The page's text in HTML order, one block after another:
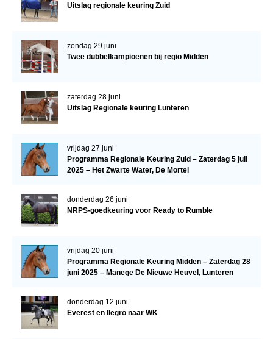
Uitslag regionale keuring Zuid
zondag 29 juni
Twee dubbelkampioenen bij regio Midden
zaterdag 28 juni
Uitslag Regionale keuring Lunteren
vrijdag 27 juni
Programma Regionale Keuring Zuid – Zaterdag 5 juli
2025 – Het Zwarte Water, De Mortel
donderdag 26 juni
NRPS-goedkeuring voor Ready to Rumble
vrijdag 20 juni
Programma Regionale Keuring Midden – Zaterdag 28
juni 2025 – Manege De Nieuwe Heuvel, Lunteren
donderdag 12 juni
Everest en Ilegro naar WK